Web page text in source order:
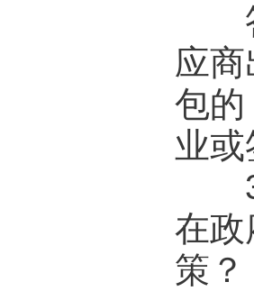
答
应
包的
业
3.
在政
策？